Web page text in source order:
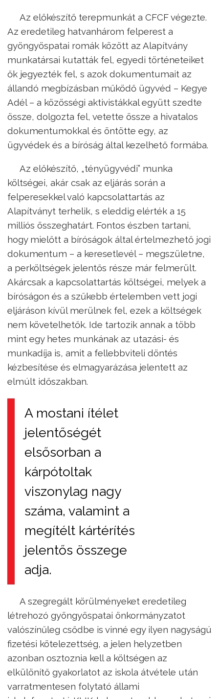
Az előkészítő terepmunkát a CFCF végezte.
Az eredetileg hatvanhárom felperest a
gyöngyöspatai romák között az Alapítvány
munkatársai kutatták fel, egyedi történeteiket
ők jegyezték fel, s azok dokumentumait az
állandó megbízásban működő ügyvéd – Kegye
Adél – a közösségi aktivistákkal együtt szedte
össze, dolgozta fel, vetette össze a hivatalos
dokumentumokkal és öntötte egy, az
ügyvédek és a bíróság által kezelhető formába.
Az előkészítő, „tényügyvédi” munka
költségei, akár csak az eljárás során a
felperesekkel való kapcsolattartás az
Alapítványt terhelik, s eleddig elérték a 15
milliós összeghatárt. Fontos észben tartani,
hogy mielőtt a bíróságok által értelmezhető jogi
dokumentum – a keresetlevél – megszületne,
a perköltségek jelentős része már felmerült.
Akárcsak a kapcsolattartás költségei, melyek a
bíróságon és a szűkebb értelemben vett jogi
eljáráson kívül merülnek fel, ezek a költségek
nem követelhetők. Ide tartozik annak a több
mint egy hetes munkának az utazási- és
munkadíja is, amit a fellebbviteli döntés
kézbesítése és elmagyarázása jelentett az
elmúlt időszakban.
A mostani ítélet
jelentőségét
elsősorban a
kárpótoltak
viszonylag nagy
száma, valamint a
megítélt kártérítés
jelentős összege
adja.
A szegregált körülményeket eredetileg
létrehozó gyöngyöspatai önkormányzatot
valószínűleg csődbe is vinné egy ilyen nagyságú
fizetési kötelezettség, a jelen helyzetben
azonban osztoznia kell a költségen az
elkülönítő gyakorlatot az iskola átvétele után
varratmentesen folytató állami